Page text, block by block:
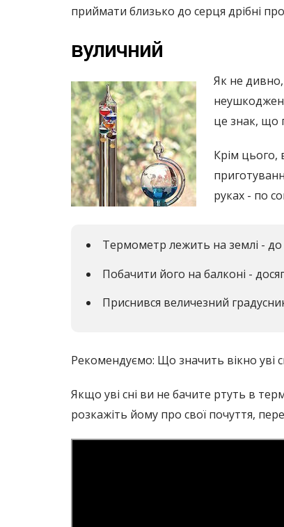
приймати близько до серця дрібні
вуличний
Як не
це знак, що
Крім цього,
руках - по
Термометр лежить на землі - до
Побачити його на балконі -
Приснився величезний
Рекомендуємо: Що значить вікно уві
Якщо уві сні ви не бачите ртуть в
розкажіть йому про свої почуття,